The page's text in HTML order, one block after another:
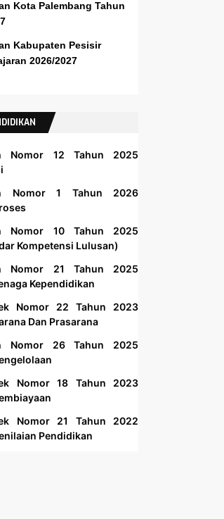
Kota Palembang Tahun
Kabupaten Pesisir
2026/2027
Nomor 12 Tahun 2025
Nomor 1 Tahun 2026
Nomor 10 Tahun 2025
Kompetensi Lulusan)
Nomor 21 Tahun 2025
Kependidikan
Nomor 22 Tahun 2023
Dan Prasarana
Nomor 26 Tahun 2025
Nomor 18 Tahun 2023
Nomor 21 Tahun 2022
Pendidikan